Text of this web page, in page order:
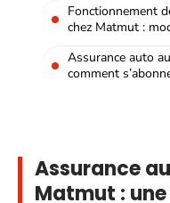
Fonctionnement
chez Matmut :
Assurance auto
comment
Assurance
Matmut :